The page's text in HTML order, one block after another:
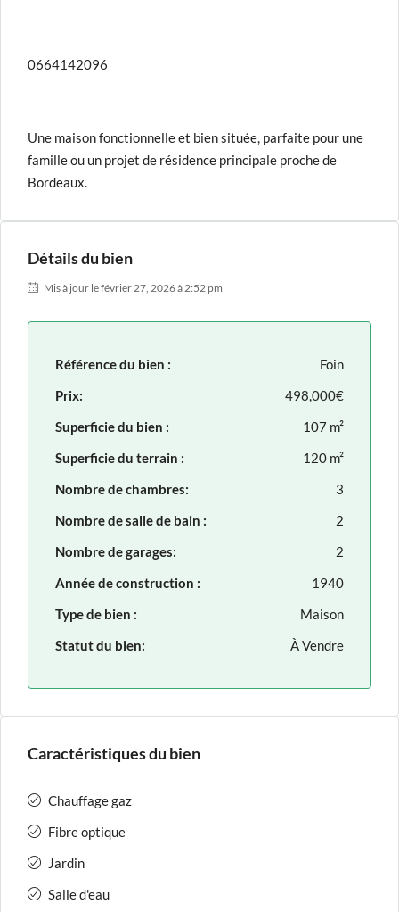
0664142096
Une maison fonctionnelle et bien située, parfaite pour une
famille ou un projet de résidence principale proche de
Bordeaux.
Détails du bien
Mis à jour le février 27, 2026 à 2:52 pm
Référence du bien :
Foin
Prix:
498,000€
Superficie du bien :
107 m²
Superficie du terrain :
120 m²
Nombre de chambres:
3
Nombre de salle de bain :
2
Nombre de garages:
2
Année de construction :
1940
Type de bien :
Maison
Statut du bien:
À Vendre
Caractéristiques du bien
Chauffage gaz
Fibre optique
Jardin
Salle d'eau